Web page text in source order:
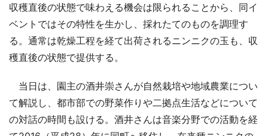
収穫直後の状態で味わえる機会は限られることから、同イ
ベントではその特性を生かし、採れたてのものを調理す
る。通常は乾燥工程を経て出荷されるニンニクの玉も、収
穫直後の状態で提供する。
当日は、園主の酒井崇さんが自然栽培や地域農業につい
て解説し、都市部での野菜作りや二拠点生活などについて
の対話の時間も設ける。酒井さんは音楽分野での活動を経